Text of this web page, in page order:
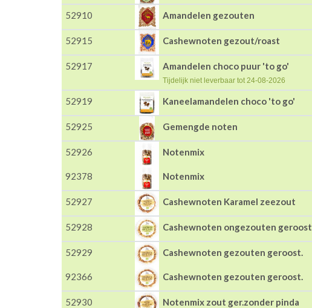
52910 Amandelen gezouten
52915 Cashewnoten gezout/roast
52917 Amandelen choco puur 'to go'
Tijdelijk niet leverbaar tot 24-08-2026
52919 Kaneelamandelen choco 'to go'
52925 Gemengde noten
52926 Notenmix
92378 Notenmix
52927 Cashewnoten Karamel zeezout
52928 Cashewnoten ongezouten geroost
52929 Cashewnoten gezouten geroost.
92366 Cashewnoten gezouten geroost.
52930 Notenmix zout ger.zonder pinda